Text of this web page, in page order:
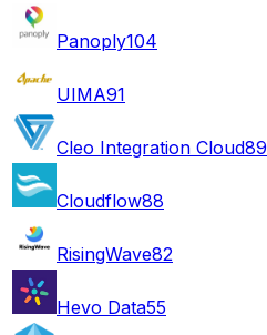
Panoply104
UIMA91
Cleo Integration Cloud89
Cloudflow88
RisingWave82
Hevo Data55